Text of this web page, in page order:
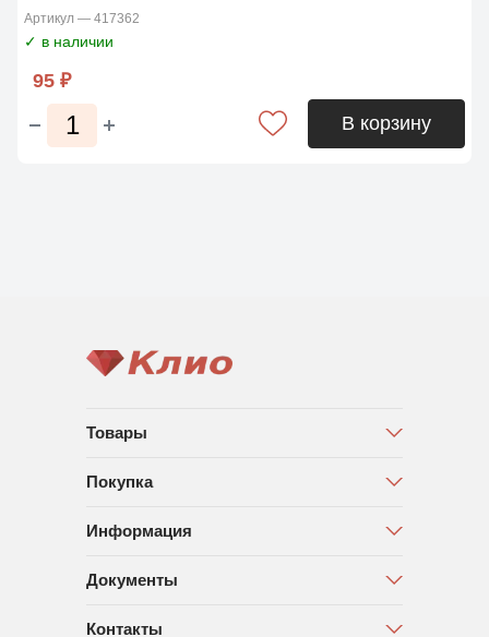
Артикул — 417362
✓ в наличии
95 ₽
В корзину
Товары
Покупка
Информация
Документы
Контакты